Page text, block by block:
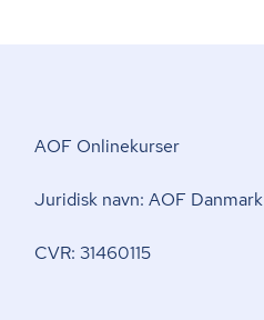
AOF Onlinekurser
Juridisk navn: AOF Danmark
CVR: 31460115